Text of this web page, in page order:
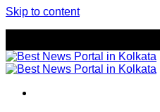
Skip to content